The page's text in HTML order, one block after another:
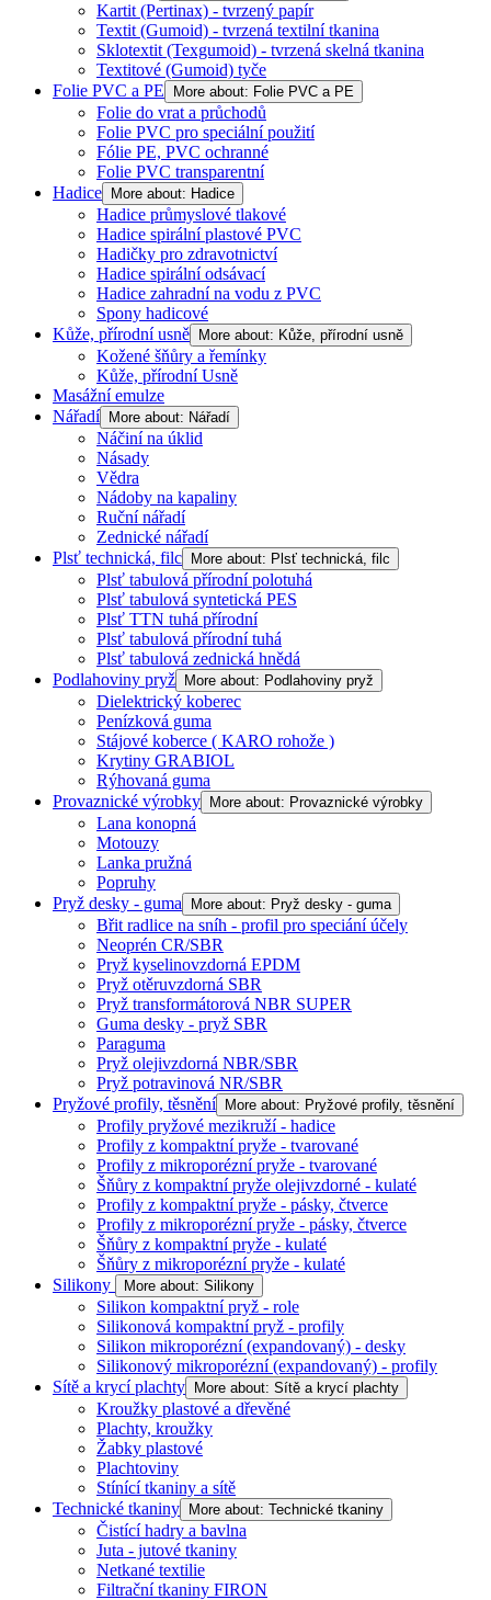
Kartit (Pertinax) - tvrzený papír
Textit (Gumoid) - tvrzená textilní tkanina
Sklotextit (Texgumoid) - tvrzená skelná tkanina
Textitové (Gumoid) tyče
Folie PVC a PE
More about: Folie PVC a PE
Folie do vrat a průchodů
Folie PVC pro speciální použití
Fólie PE, PVC ochranné
Folie PVC transparentní
Hadice
More about: Hadice
Hadice průmyslové tlakové
Hadice spirální plastové PVC
Hadičky pro zdravotnictví
Hadice spirální odsávací
Hadice zahradní na vodu z PVC
Spony hadicové
Kůže, přírodní usně
More about: Kůže, přírodní usně
Kožené šňůry a řemínky
Kůže, přírodní Usně
Masážní emulze
Nářadí
More about: Nářadí
Náčiní na úklid
Násady
Vědra
Nádoby na kapaliny
Ruční nářadí
Zednické nářadí
Plsť technická, filc
More about: Plsť technická, filc
Plsť tabulová přírodní polotuhá
Plsť tabulová syntetická PES
Plsť TTN tuhá přírodní
Plsť tabulová přírodní tuhá
Plsť tabulová zednická hnědá
Podlahoviny pryž
More about: Podlahoviny pryž
Dielektrický koberec
Penízková guma
Stájové koberce ( KARO rohože )
Krytiny GRABIOL
Rýhovaná guma
Provaznické výrobky
More about: Provaznické výrobky
Lana konopná
Motouzy
Lanka pružná
Popruhy
Pryž desky - guma
More about: Pryž desky - guma
Břit radlice na sníh - profil pro speciání účely
Neoprén CR/SBR
Pryž kyselinovzdorná EPDM
Pryž otěruvzdorná SBR
Pryž transformátorová NBR SUPER
Guma desky - pryž SBR
Paraguma
Pryž olejivzdorná NBR/SBR
Pryž potravinová NR/SBR
Pryžové profily, těsnění
More about: Pryžové profily, těsnění
Profily pryžové mezikruží - hadice
Profily z kompaktní pryže - tvarované
Profily z mikroporézní pryže - tvarované
Šňůry z kompaktní pryže olejivzdorné - kulaté
Profily z kompaktní pryže - pásky, čtverce
Profily z mikroporézní pryže - pásky, čtverce
Šňůry z kompaktní pryže - kulaté
Šňůry z mikroporézní pryže - kulaté
Silikony
More about: Silikony
Silikon kompaktní pryž - role
Silikonová kompaktní pryž - profily
Silikon mikroporézní (expandovaný) - desky
Silikonový mikroporézní (expandovaný) - profily
Sítě a krycí plachty
More about: Sítě a krycí plachty
Kroužky plastové a dřevěné
Plachty, kroužky
Žabky plastové
Plachtoviny
Stínící tkaniny a sítě
Technické tkaniny
More about: Technické tkaniny
Čistící hadry a bavlna
Juta - jutové tkaniny
Netkané textilie
Filtrační tkaniny FIRON